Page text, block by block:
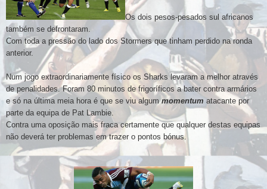
Os dois pesos-pesados sul africanos
também se defrontaram.
Com toda a pressão do lado dos Stormers que tinham perdido na ronda
anterior.
Num jogo extraordinariamente físico os Sharks levaram a melhor através
de penalidades. Foram 80 minutos de frigoríficos a bater contra armários
e só na última meia hora é que se viu algummomentum atacante por
parte da equipa de Pat Lambie.
Contra uma oposição mais fraca certamente que qualquer destas equipas
não deverá ter problemas em trazer o pontos bónus.